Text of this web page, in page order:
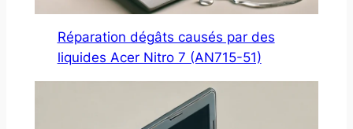
Réparation dégâts causés par des
liquides Acer Nitro 7 (AN715-51)